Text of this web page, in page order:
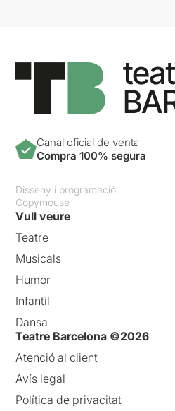
Canal oficial de venta
Compra 100% segura
Disseny i programació:
Copymouse
Vull veure
Teatre
Musicals
Humor
Infantil
Dansa
Teatre Barcelona ©2026
Atenció al client
Avís legal
Política de privacitat